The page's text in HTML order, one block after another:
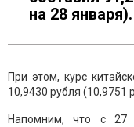
на 28 января).
При этом, курс
10,9430 рубля (10,9751
Напомним, что с 27